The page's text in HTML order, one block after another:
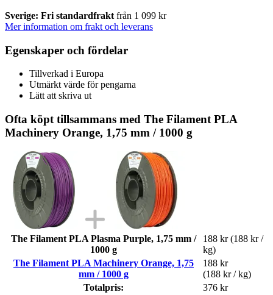
Sverige: Fri standardfrakt från 1 099 kr
Mer information om frakt och leverans
Egenskaper och fördelar
Tillverkad i Europa
Utmärkt värde för pengarna
Lätt att skriva ut
Ofta köpt tillsammans med The Filament PLA
Machinery Orange, 1,75 mm / 1000 g
The Filament PLA Plasma Purple, 1,75 mm /
1000 g
188 kr (188 kr /
kg)
The Filament PLA Machinery Orange, 1,75
mm / 1000 g
188 kr
(188 kr / kg)
Totalpris:
376 kr